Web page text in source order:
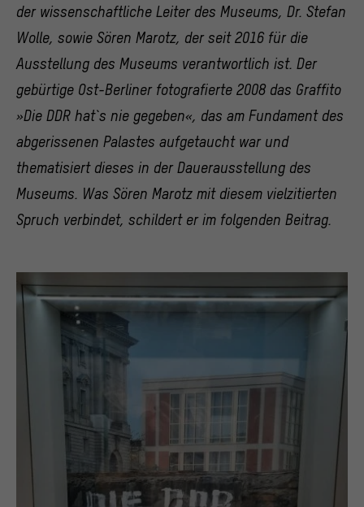
der wissenschaftliche Leiter des Museums, Dr. Stefan
Wolle, sowie Sören Marotz, der seit 2016 für die
Ausstellung des Museums verantwortlich ist. Der
gebürtige Ost-Berliner fotografierte 2008 das Graffito
»Die DDR hat`s nie gegeben«, das am Fundament des
abgerissenen Palastes aufgetaucht war und
thematisiert dieses in der Dauerausstellung des
Museums. Was Sören Marotz mit diesem vielzitierten
Spruch verbindet, schildert er im folgenden Beitrag.